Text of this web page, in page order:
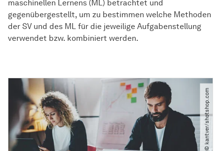
maschinellen Lernens (ML) betrachtet und
gegenübergestellt, um zu bestimmen welche Methoden
der SV und des ML für die jeweilige Aufgabenstellung
verwendet bzw. kombiniert werden.
© kantver​/​shotshop.com